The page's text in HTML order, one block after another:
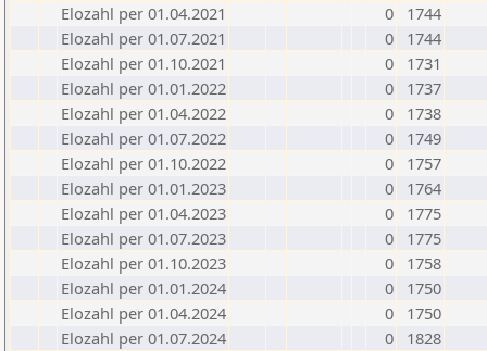
Elozahl per 01.04.2021
0
1744
Elozahl per 01.07.2021
0
1744
Elozahl per 01.10.2021
0
1731
Elozahl per 01.01.2022
0
1737
Elozahl per 01.04.2022
0
1738
Elozahl per 01.07.2022
0
1749
Elozahl per 01.10.2022
0
1757
Elozahl per 01.01.2023
0
1764
Elozahl per 01.04.2023
0
1775
Elozahl per 01.07.2023
0
1775
Elozahl per 01.10.2023
0
1758
Elozahl per 01.01.2024
0
1750
Elozahl per 01.04.2024
0
1750
Elozahl per 01.07.2024
0
1828